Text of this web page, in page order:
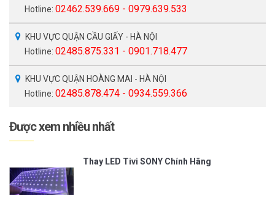
Hotline: 02462.539.669 - 0979.639.533
KHU VỰC QUẬN CẦU GIẤY - HÀ NỘI
Hotline: 02485.875.331 - 0901.718.477
KHU VỰC QUẬN HOÀNG MAI - HÀ NỘI
Hotline: 02485.878.474 - 0934.559.366
Được xem nhiều nhất
Thay LED Tivi SONY Chính Hãng